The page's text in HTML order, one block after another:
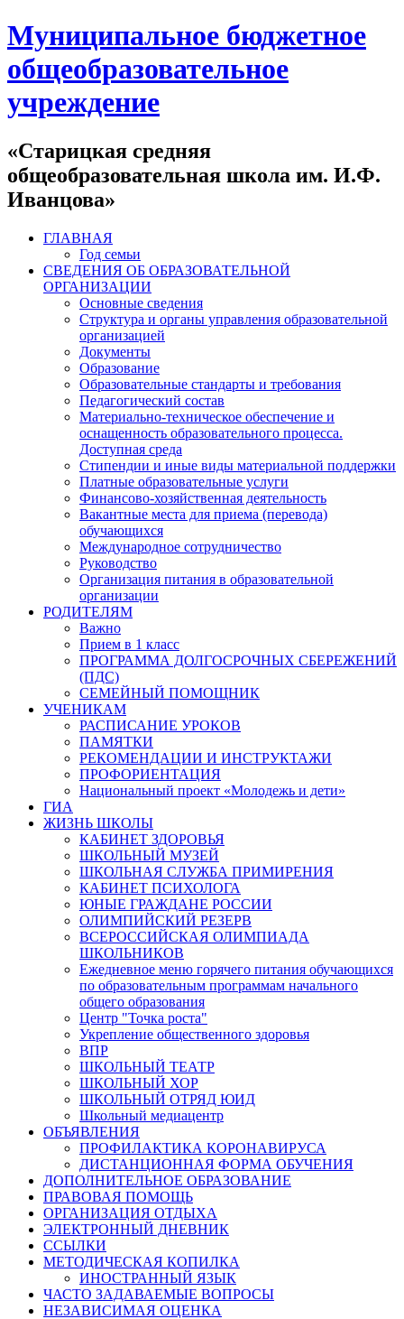
Муниципальное бюджетное
общеобразовательное
учреждение
«Старицкая средняя
общеобразовательная школа им. И.Ф.
Иванцова»
ГЛАВНАЯ
Год семьи
СВЕДЕНИЯ ОБ ОБРАЗОВАТЕЛЬНОЙ
ОРГАНИЗАЦИИ
Основные сведения
Структура и органы управления образовательной
организацией
Документы
Образование
Образовательные стандарты и требования
Педагогический состав
Материально-техническое обеспечение и
оснащенность образовательного процесса.
Доступная среда
Стипендии и иные виды материальной поддержки
Платные образовательные услуги
Финансово-хозяйственная деятельность
Вакантные места для приема (перевода)
обучающихся
Международное сотрудничество
Руководство
Организация питания в образовательной
организации
РОДИТЕЛЯМ
Важно
Прием в 1 класс
ПРОГРАММА ДОЛГОСРОЧНЫХ СБЕРЕЖЕНИЙ
(ПДС)
СЕМЕЙНЫЙ ПОМОЩНИК
УЧЕНИКАМ
РАСПИСАНИЕ УРОКОВ
ПАМЯТКИ
РЕКОМЕНДАЦИИ И ИНСТРУКТАЖИ
ПРОФОРИЕНТАЦИЯ
Национальный проект «Молодежь и дети»
ГИА
ЖИЗНЬ ШКОЛЫ
КАБИНЕТ ЗДОРОВЬЯ
ШКОЛЬНЫЙ МУЗЕЙ
ШКОЛЬНАЯ СЛУЖБА ПРИМИРЕНИЯ
КАБИНЕТ ПСИХОЛОГА
ЮНЫЕ ГРАЖДАНЕ РОССИИ
ОЛИМПИЙСКИЙ РЕЗЕРВ
ВСЕРОССИЙСКАЯ ОЛИМПИАДА
ШКОЛЬНИКОВ
Ежедневное меню горячего питания обучающихся
по образовательным программам начального
общего образования
Центр "Точка роста"
Укрепление общественного здоровья
ВПР
ШКОЛЬНЫЙ ТЕАТР
ШКОЛЬНЫЙ ХОР
ШКОЛЬНЫЙ ОТРЯД ЮИД
Школьный медиацентр
ОБЪЯВЛЕНИЯ
ПРОФИЛАКТИКА КОРОНАВИРУСА
ДИСТАНЦИОННАЯ ФОРМА ОБУЧЕНИЯ
ДОПОЛНИТЕЛЬНОЕ ОБРАЗОВАНИЕ
ПРАВОВАЯ ПОМОЩЬ
ОРГАНИЗАЦИЯ ОТДЫХА
ЭЛЕКТРОННЫЙ ДНЕВНИК
ССЫЛКИ
МЕТОДИЧЕСКАЯ КОПИЛКА
ИНОСТРАННЫЙ ЯЗЫК
ЧАСТО ЗАДАВАЕМЫЕ ВОПРОСЫ
НЕЗАВИСИМАЯ ОЦЕНКА